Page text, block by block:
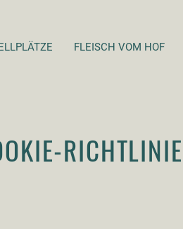
FLEISCH VOM HOF
RICHTLINIE